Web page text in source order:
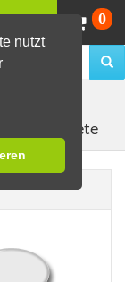
nutzt
0